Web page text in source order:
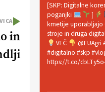
in
[SKP: Digitalne
poganjki
]
kmetije uporabljajo
stroje in druga
VEČ
@EUAgri
#digitalno #skp
https://t.co/